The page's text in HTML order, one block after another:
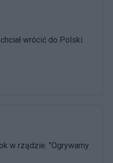
wrócić do Polski.
w rządzie. "Ogrywamy